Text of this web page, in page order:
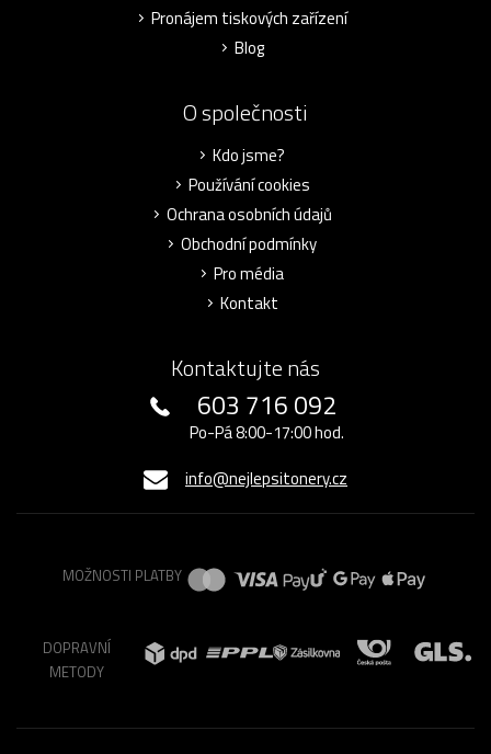
Pronájem tiskových zařízení
Blog
O společnosti
Kdo jsme?
Používání cookies
Ochrana osobních údajů
Obchodní podmínky
Pro média
Kontakt
Kontaktujte nás
603 716 092
Po-Pá 8:00-17:00 hod.
info@nejlepsitonery.cz
MOŽNOSTI PLATBY
DOPRAVNÍ
METODY